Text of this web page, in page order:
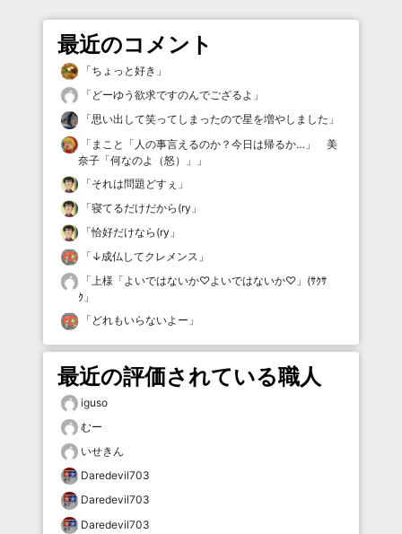
最近のコメント
「ちょっと好き 」
「 どーゆう欲求ですのんでござるよ 」
「思い出して笑ってしまったので星を増やしました 」
「 まこと「人の事言えるのか？今日は帰るか…」 美
奈子「何なのよ（怒）」
」
「それは問題どすぇ 」
「寝てるだけだから(ry 」
「恰好だけなら(ry 」
「 ↓成仏してクレメンス 」
「上様「よいではないか♡よいではないか♡」(ｻｸｻ
ｸ 」
「 どれもいらないよー 」
最近の評価されている職人
iguso
むー
いせきん
Daredevil703
Daredevil703
Daredevil703